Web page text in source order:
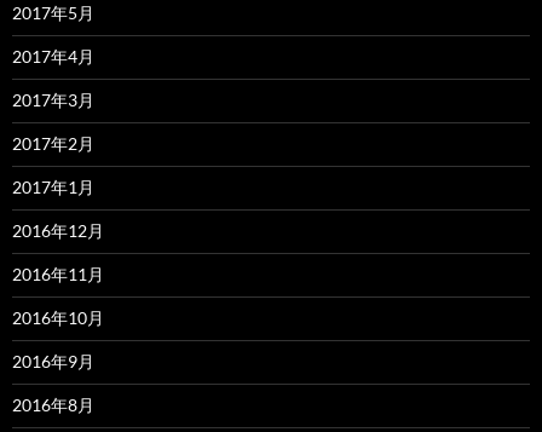
2017年5月
2017年4月
2017年3月
2017年2月
2017年1月
2016年12月
2016年11月
2016年10月
2016年9月
2016年8月